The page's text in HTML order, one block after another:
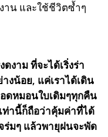
าน และใช้ชีวิตซ้ำๆ
งาม ที่จะได้เริ่งร่า
งน้อย, แค่เราได้เดิน
ดหมอนใบเดิมๆทุกคืน
ท่านี้ก็ถือว่าคุ้มค่าที่ได้
ร่มๆ แล้วพายุฝนจะพัด